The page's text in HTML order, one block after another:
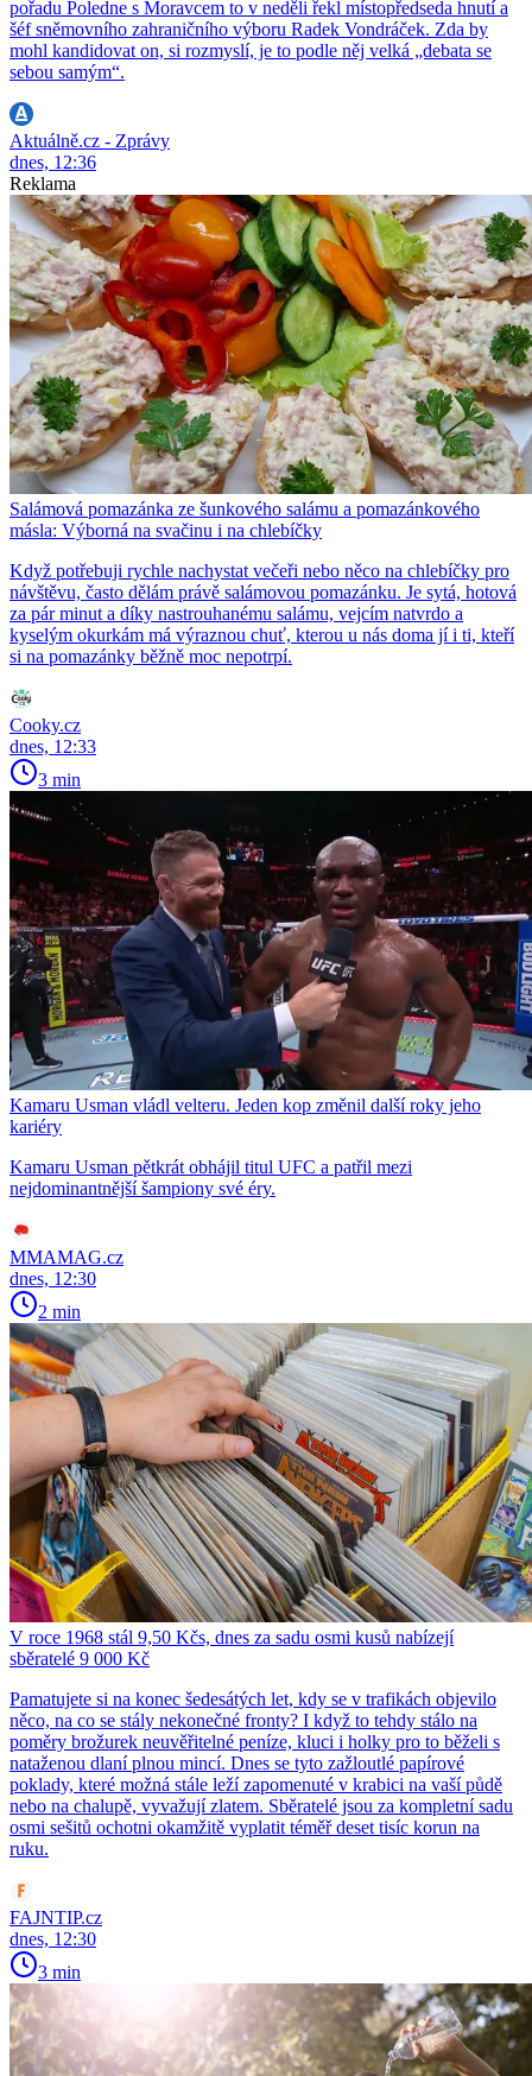
pořadu Poledne s Moravcem to v neděli řekl místopředseda hnutí a
šéf sněmovního zahraničního výboru Radek Vondráček. Zda by
mohl kandidovat on, si rozmyslí, je to podle něj velká „debata se
sebou samým“.
Aktuálně.cz - Zprávy
dnes, 12:36
Reklama
Salámová pomazánka ze šunkového salámu a pomazánkového
másla: Výborná na svačinu i na chlebíčky
Když potřebuji rychle nachystat večeři nebo něco na chlebíčky pro
návštěvu, často dělám právě salámovou pomazánku. Je sytá, hotová
za pár minut a díky nastrouhanému salámu, vejcím natvrdo a
kyselým okurkám má výraznou chuť, kterou u nás doma jí i ti, kteří
si na pomazánky běžně moc nepotrpí.
Cooky.cz
dnes, 12:33
3 min
Kamaru Usman vládl velteru. Jeden kop změnil další roky jeho
kariéry
Kamaru Usman pětkrát obhájil titul UFC a patřil mezi
nejdominantnější šampiony své éry.
MMAMAG.cz
dnes, 12:30
2 min
V roce 1968 stál 9,50 Kčs, dnes za sadu osmi kusů nabízejí
sběratelé 9 000 Kč
Pamatujete si na konec šedesátých let, kdy se v trafikách objevilo
něco, na co se stály nekonečné fronty? I když to tehdy stálo na
poměry brožurek neuvěřitelné peníze, kluci i holky pro to běželi s
nataženou dlaní plnou mincí. Dnes se tyto zažloutlé papírové
poklady, které možná stále leží zapomenuté v krabici na vaší půdě
nebo na chalupě, vyvažují zlatem. Sběratelé jsou za kompletní sadu
osmi sešitů ochotni okamžitě vyplatit téměř deset tisíc korun na
ruku.
FAJNTIP.cz
dnes, 12:30
3 min